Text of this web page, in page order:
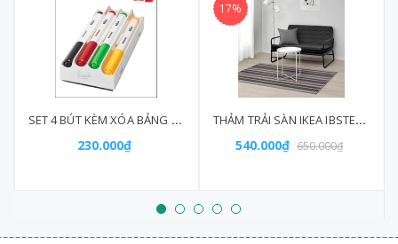
SET 4 BÚT KÈM XÓA BẢNG MALA IKEA
230.000₫
17%
THẢM TRẢI SÀN IKEA IBSTED 120X180cm
540.000₫ 650.000₫